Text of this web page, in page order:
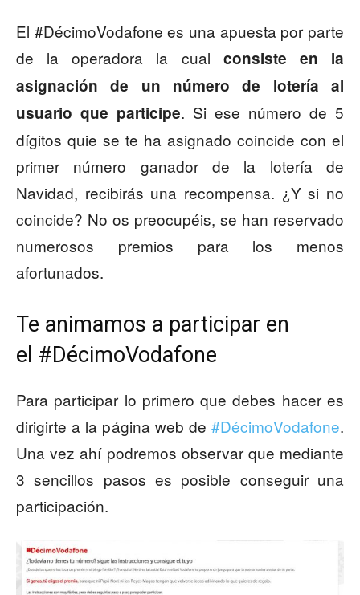
El #DécimoVodafone es una apuesta por parte
de la operadora la cual consiste en la
asignación de un número de lotería al
usuario que participe. Si ese número de 5
dígitos quie se te ha asignado coincide con el
primer número ganador de la lotería de
Navidad, recibirás una recompensa. ¿Y si no
coincide? No os preocupéis, se han reservado
numerosos premios para los menos
afortunados.
Te animamos a participar en
el #DécimoVodafone
Para participar lo primero que debes hacer es
dirigirte a la página web de #DécimoVodafone.
Una vez ahí podremos observar que mediante
3 sencillos pasos es posible conseguir una
participación.